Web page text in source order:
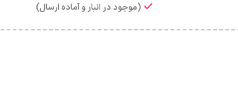
(موجود در انبار و آماده ارسال)